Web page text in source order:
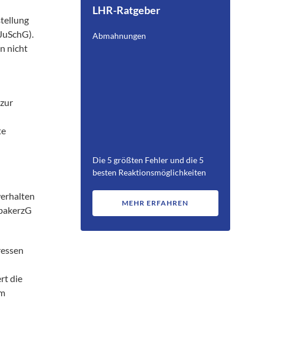
nicht
die
LHR-Ratgeber
Abmahnungen
Die 5 größten Fehler und die 5
besten Reaktionsmöglichkeiten
MEHR ERFAHREN